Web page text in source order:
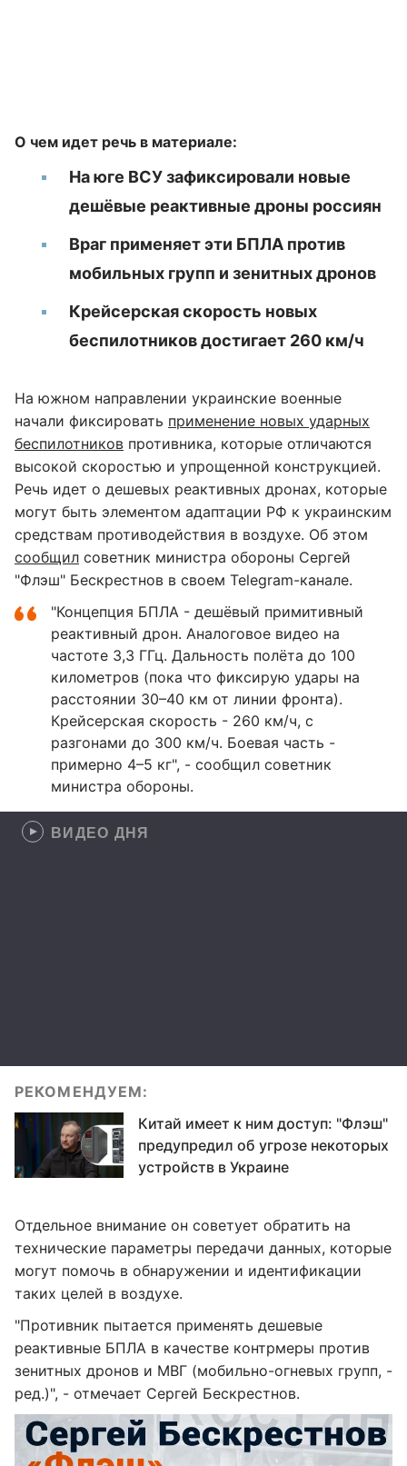
О чем идет речь в материале:
На юге ВСУ зафиксировали новые
дешёвые реактивные дроны россиян
Враг применяет эти БПЛА против
мобильных групп и зенитных дронов
Крейсерская скорость новых
беспилотников достигает 260 км/ч
На южном направлении украинские военные
начали фиксировать применение новых ударных
беспилотников противника, которые отличаются
высокой скоростью и упрощенной конструкцией.
Речь идет о дешевых реактивных дронах, которые
могут быть элементом адаптации РФ к украинским
средствам противодействия в воздухе. Об этом
сообщил советник министра обороны Сергей
"Флэш" Бескрестнов в своем Telegram-канале.
"Концепция БПЛА - дешёвый примитивный
реактивный дрон. Аналоговое видео на
частоте 3,3 ГГц. Дальность полёта до 100
километров (пока что фиксирую удары на
расстоянии 30–40 км от линии фронта).
Крейсерская скорость - 260 км/ч, с
разгонами до 300 км/ч. Боевая часть -
примерно 4–5 кг", - сообщил советник
министра обороны.
ВИДЕО ДНЯ
РЕКОМЕНДУЕМ:
Китай имеет к ним доступ: "Флэш"
предупредил об угрозе некоторых
устройств в Украине
Отдельное внимание он советует обратить на
технические параметры передачи данных, которые
могут помочь в обнаружении и идентификации
таких целей в воздухе.
"Противник пытается применять дешевые
реактивные БПЛА в качестве контрмеры против
зенитных дронов и МВГ (мобильно-огневых групп, -
ред.)", - отмечает Сергей Бескрестнов.